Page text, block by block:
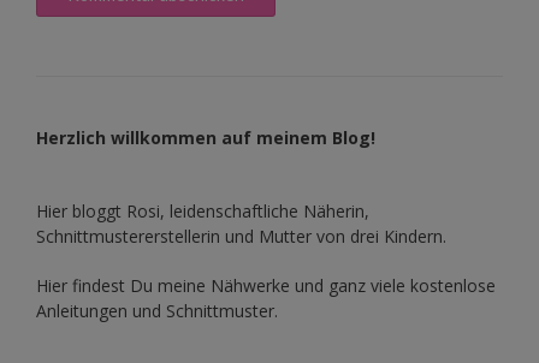
Herzlich willkommen auf meinem Blog!
Hier bloggt Rosi, leidenschaftliche Näherin,
Schnittmustererstellerin und Mutter von drei Kindern.
Hier findest Du meine Nähwerke und ganz viele kostenlose
Anleitungen und Schnittmuster.